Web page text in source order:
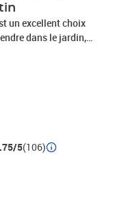
un excellent choix
dans le jardin,
d'entretien qui
nettoyer et
en raison de sa
sont dotées d'un
facilement sous la
sous la table,
tabourets peuvent
5(106)